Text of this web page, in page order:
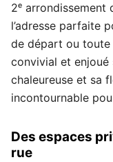
2ᵉ arrondissement
l’adresse parfaite
de départ ou
convivial et enjoué
chaleureuse et sa
incontournable
Des espaces
rue